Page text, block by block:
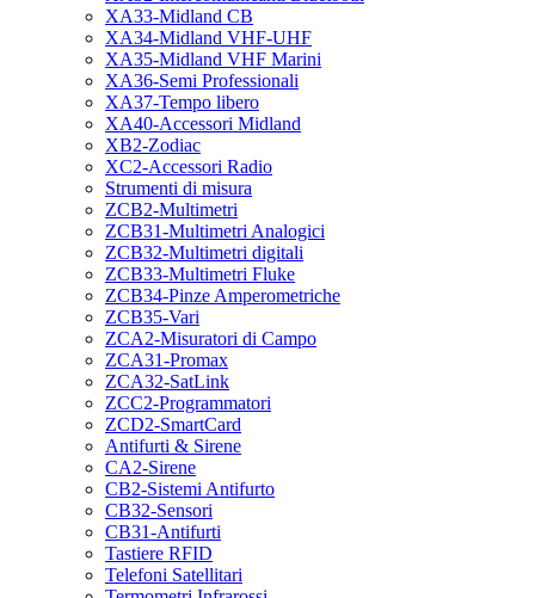
XA33-Midland CB
XA34-Midland VHF-UHF
XA35-Midland VHF Marini
XA36-Semi Professionali
XA37-Tempo libero
XA40-Accessori Midland
XB2-Zodiac
XC2-Accessori Radio
Strumenti di misura
ZCB2-Multimetri
ZCB31-Multimetri Analogici
ZCB32-Multimetri digitali
ZCB33-Multimetri Fluke
ZCB34-Pinze Amperometriche
ZCB35-Vari
ZCA2-Misuratori di Campo
ZCA31-Promax
ZCA32-SatLink
ZCC2-Programmatori
ZCD2-SmartCard
Antifurti & Sirene
CA2-Sirene
CB2-Sistemi Antifurto
CB32-Sensori
CB31-Antifurti
Tastiere RFID
Telefoni Satellitari